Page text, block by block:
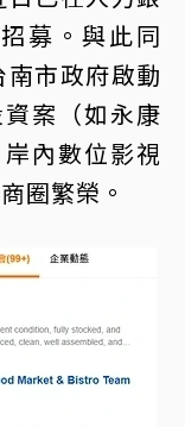
募。與此同
市政府啟動
案（如永康
內數位影視
圈繁榮。